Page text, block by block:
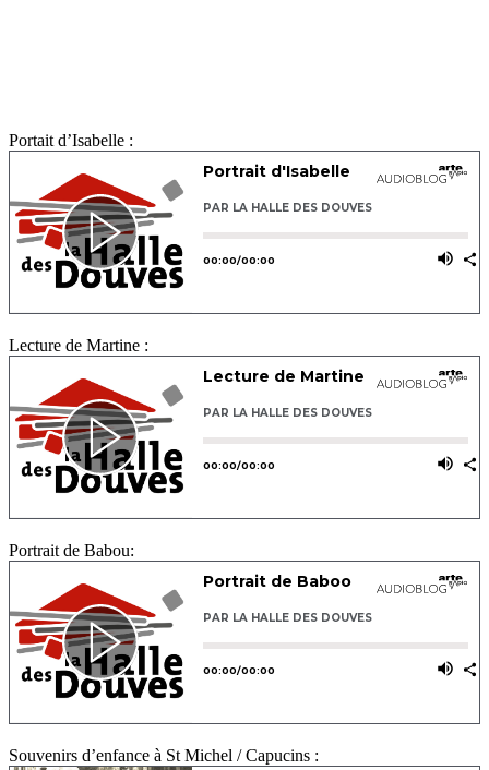
Portait d’Isabelle :
Lecture de Martine :
Portrait de Babou:
Souvenirs d’enfance à St Michel / Capucins :